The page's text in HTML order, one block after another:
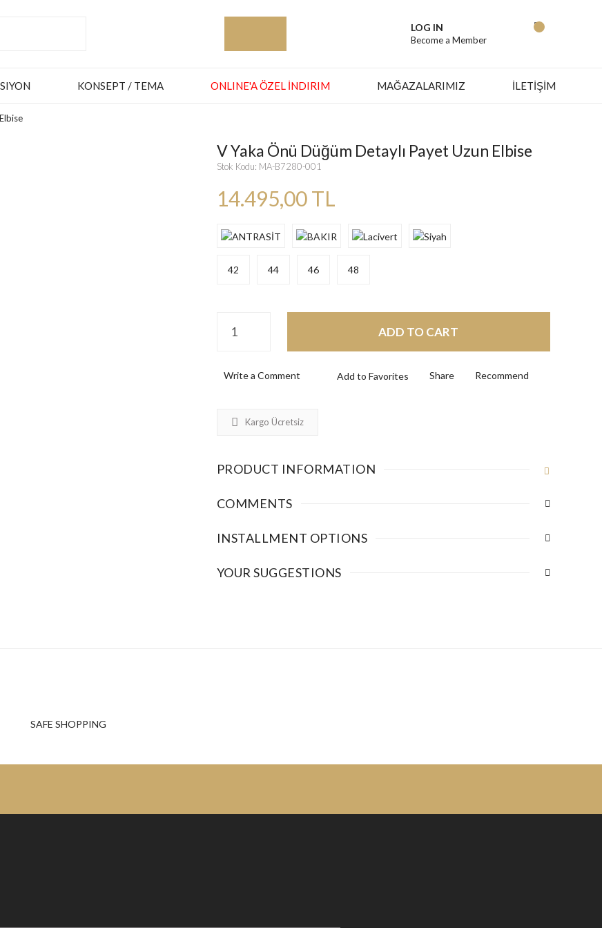
LOG IN
Become a Member
KONSEPT / TEMA ONLINE'A ÖZEL İNDIRIM MAĞAZALARIMIZ İLETİŞİM
V Yaka Önü Düğüm Detaylı Payet Uzun Elbise
Stok Kodu: MA-B7280-001
14.495,00 TL
42 44 46 48
ADD TO CART
Write a Comment Share Recommend
Kargo Ücretsiz
PRODUCT INFORMATION
COMMENTS
INSTALLMENT OPTIONS
YOUR SUGGESTIONS
SAFE SHOPPING